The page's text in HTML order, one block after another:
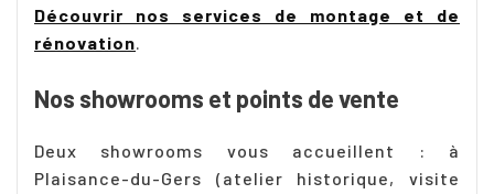
Découvrir nos services de montage et de
rénovation.
Nos showrooms et points de vente
Deux showrooms vous accueillent : à
Plaisance-du-Gers (atelier historique, visite